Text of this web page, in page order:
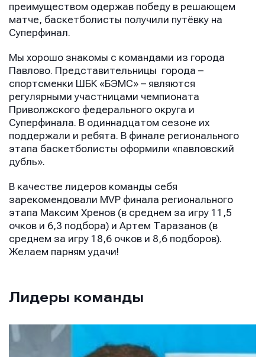
преимуществом одержав победу в решающем
матче, баскетболисты получили путёвку на
Суперфинал.
Мы хорошо знакомы с командами из города
Павлово. Представительницы города –
спортсменки ШБК «БЭМС» – являются
регулярными участницами чемпионата
Приволжского федерального округа и
Суперфинала. В одиннадцатом сезоне их
поддержали и ребята. В финале регионального
этапа баскетболисты оформили «павловский
дубль».
В качестве лидеров команды себя
зарекомендовали MVP финала регионального
этапа Максим Хренов (в среднем за игру 11,5
очков и 6,3 подбора) и Артем Таразанов (в
среднем за игру 18,6 очков и 8,6 подборов).
Желаем парням удачи!
Лидеры команды